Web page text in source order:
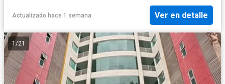
Actualizado hace 1 semana Ver en detalle
1/21